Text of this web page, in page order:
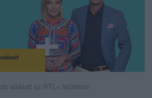
adásait az RTL+ felületén!